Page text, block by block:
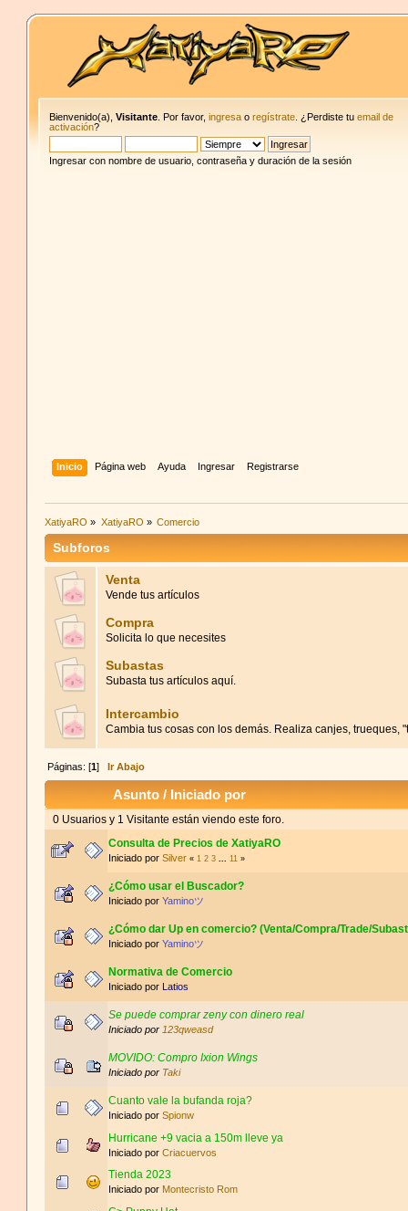
Bienvenido(a),Visitante . Por favor,ingresa oregístrate . ¿Perdiste tuemail de
activación?
Ingresar con nombre de usuario, contraseña y duración de la sesión
Inicio Página web Ayuda Ingresar Registrarse
XatiyaRO » XatiyaRO » Comercio
Subforos
Venta
Vende tus artículos
Compra
Solicita lo que necesites
Subastas
Subasta tus artículos aquí.
Intercambio
Cambia tus cosas con los demás. Realiza canjes, trueques,
Páginas: [1] Ir Abajo
Asunto / Iniciado por
0 Usuarios y 1 Visitante están viendo este foro.
Consulta de Precios de XatiyaRO
Iniciado porSilver «1 2 3 ...11 »
¿Cómo usar el Buscador?
Iniciado porYaminoツ
¿Cómo dar Up en comercio? (Venta/Compra/Trade/
Iniciado porYaminoツ
Normativa de Comercio
Iniciado por Latios
Se puede comprar zeny con dinero real
Iniciado por123qweasd
MOVIDO: Compro Ixion Wings
Iniciado por Taki
Cuanto vale la bufanda roja?
Iniciado porSpionw
Hurricane +9 vacia a 150m lleve ya
Iniciado porCriacuervos
Tienda 2023
Iniciado por Montecristo Rom